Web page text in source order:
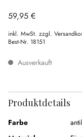
59,95 €
inkl. MwSt. zzgl.
Best-Nr. 18151
Ausverkauft
Produktdetails
Farbe